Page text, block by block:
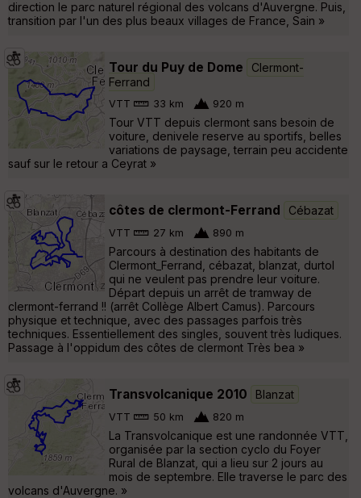
direction le parc naturel régional des volcans d'Auvergne. Puis,
transition par l'un des plus beaux villages de France, Sain »
Tour du Puy de Dome
Clermont-
Ferrand
VTT 33 km 920 m
Tour VTT depuis clermont sans besoin de
voiture, denivele reserve au sportifs, belles
variations de paysage, terrain peu accidente
sauf sur le retour a Ceyrat »
côtes de clermont-Ferrand Cébazat
VTT 27 km 890 m
Parcours à destination des habitants de
Clermont_Ferrand, cébazat, blanzat, durtol
qui ne veulent pas prendre leur voiture.
Départ depuis un arrêt de tramway de
clermont-ferrand !! (arrêt Collège Albert Camus). Parcours
physique et technique, avec des passages parfois très
techniques. Essentiellement des singles, souvent très ludiques.
Passage à l'oppidum des côtes de clermont Très bea »
Transvolcanique 2010 Blanzat
VTT 50 km 820 m
La Transvolcanique est une randonnée VTT,
organisée par la section cyclo du Foyer
Rural de Blanzat, qui a lieu sur 2 jours au
mois de septembre. Elle traverse le parc des
volcans d'Auvergne. »